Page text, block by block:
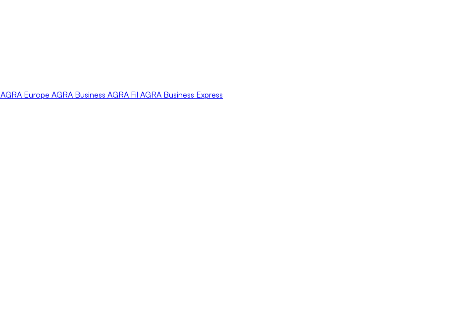
AGRA Europe AGRA Business AGRA Fil AGRA Business Express